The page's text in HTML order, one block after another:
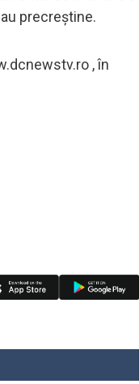
precreștine.
, în